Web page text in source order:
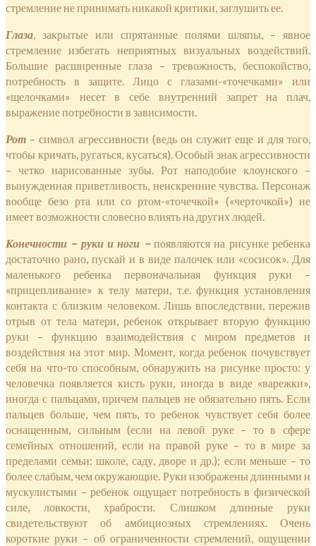
стремление не принимать никакой критики, заглушить ее.
Глаза, закрытые или спрятанные полями шляпы, – явное
стремление избегать неприятных визуальных воздействий.
Большие расширенные глаза – тревожность, беспокойство,
потребность в защите. Лицо с глазами-«точечками» или
«щелочками» несет в себе внутренний запрет на плач,
выражение потребности в зависимости.
Рот – символ агрессивности (ведь он служит еще и для того,
чтобы кричать, ругаться, кусаться). Особый знак агрессивности
– четко нарисованные зубы. Рот наподобие клоунского –
вынужденная приветливость, неискренние чувства. Персонаж
вообще безо рта или со ртом-«точечкой» («черточкой») не
имеет возможности словесно влиять на других людей.
Конечности – руки и ноги –появляются на рисунке ребенка
достаточно рано, пускай и в виде палочек или «сосисок». Для
маленького ребенка первоначальная функция руки –
«прицепливание» к телу матери, т.е. функция установления
контакта с близким человеком. Лишь впоследствии, пережив
отрыв от тела матери, ребенок открывает вторую функцию
руки – функцию взаимодействия с миром предметов и
воздействия на этот мир. Момент, когда ребенок почувствует
себя на что-то способным, обнаружить на рисунке просто: у
человечка появляется кисть руки, иногда в виде «варежки»,
иногда с пальцами, причем пальцев не обязательно пять. Если
пальцев больше, чем пять, то ребенок чувствует себя более
оснащенным, сильным (если на левой руке – то в сфере
семейных отношений, если на правой руке – то в мире за
пределами семьи: школе, саду, дворе и др.); если меньше – то
более слабым, чем окружающие. Руки изображены длинными и
мускулистыми – ребенок ощущает потребность в физической
силе, ловкости, храбрости. Слишком длинные руки
свидетельствуют об амбициозных стремлениях. Очень
короткие руки – об ограниченности стремлений, ощущении